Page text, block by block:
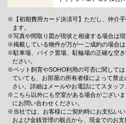
※【初期費用カード決済可】ただし、仲介
ます。
※写真や間取り図が現状と相違する場合は現
※掲載している物件が万が一ご成約の場合は
※駐車場、バイク置場、駐輪場の正確な空
ださい。
※ペット飼育やSOHO利用の可否に関して
ていても、お部屋の所有者様によって禁
さい。詳細はメールやお電話にてスタッ
※こちら以外にも空室がある場合がござい
にお問い合わせください。
※当社では、お客様にご契約時にお支払い
および金銭管理の観点から、現金でのお支